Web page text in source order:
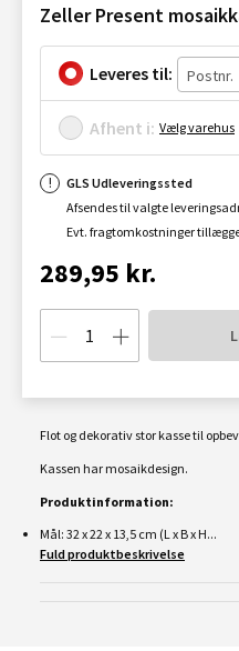
Zeller Present
Leveres til:
Afhent i: Vælg varehus
GLS Udleveringssted
Afsendes til valgte
Evt. fragtomkostninger
289,95 kr.
Flot og dekorativ stor kasse til
Kassen har mosaikdesign.
Produktinformation:
Mål: 32 x 22 x 13,5 cm (L x B x H...
Fuld produktbeskrivelse